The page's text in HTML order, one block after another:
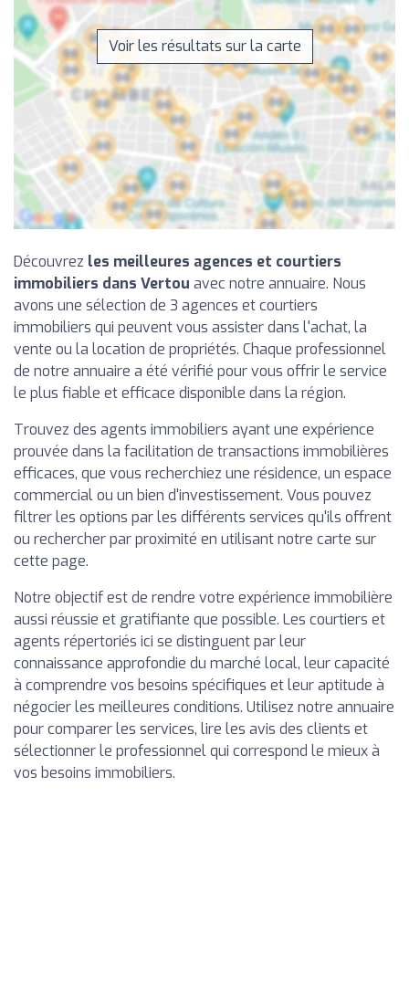
Voir les résultats sur la carte
Découvrez les meilleures agences et courtiers
immobiliers dans Vertou avec notre annuaire. Nous
avons une sélection de 3 agences et courtiers
immobiliers qui peuvent vous assister dans l'achat, la
vente ou la location de propriétés. Chaque professionnel
de notre annuaire a été vérifié pour vous offrir le service
le plus fiable et efficace disponible dans la région.
Trouvez des agents immobiliers ayant une expérience
prouvée dans la facilitation de transactions immobilières
efficaces, que vous recherchiez une résidence, un espace
commercial ou un bien d'investissement. Vous pouvez
filtrer les options par les différents services qu'ils offrent
ou rechercher par proximité en utilisant notre carte sur
cette page.
Notre objectif est de rendre votre expérience immobilière
aussi réussie et gratifiante que possible. Les courtiers et
agents répertoriés ici se distinguent par leur
connaissance approfondie du marché local, leur capacité
à comprendre vos besoins spécifiques et leur aptitude à
négocier les meilleures conditions. Utilisez notre annuaire
pour comparer les services, lire les avis des clients et
sélectionner le professionnel qui correspond le mieux à
vos besoins immobiliers.